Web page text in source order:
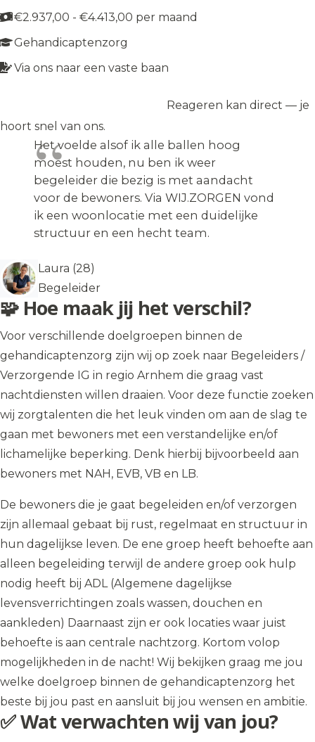
€2.937,00 - €4.413,00 per maand
Gehandicaptenzorg
Via ons naar een vaste baan
Reageren kan direct — je
hoort snel van ons.
Het voelde alsof ik alle ballen hoog
moest houden, nu ben ik weer
begeleider die bezig is met aandacht
voor de bewoners. Via WIJ.ZORGEN vond
ik een woonlocatie met een duidelijke
structuur en een hecht team.
Laura (28)
Begeleider
🧩 Hoe maak jij het verschil?
Voor verschillende doelgroepen binnen de
gehandicaptenzorg zijn wij op zoek naar Begeleiders /
Verzorgende IG in regio Arnhem die graag vast
nachtdiensten willen draaien. Voor deze functie zoeken
wij zorgtalenten die het leuk vinden om aan de slag te
gaan met bewoners met een verstandelijke en/of
lichamelijke beperking. Denk hierbij bijvoorbeeld aan
bewoners met NAH, EVB, VB en LB.
De bewoners die je gaat begeleiden en/of verzorgen
zijn allemaal gebaat bij rust, regelmaat en structuur in
hun dagelijkse leven. De ene groep heeft behoefte aan
alleen begeleiding terwijl de andere groep ook hulp
nodig heeft bij ADL (Algemene dagelijkse
levensverrichtingen zoals wassen, douchen en
aankleden) Daarnaast zijn er ook locaties waar juist
behoefte is aan centrale nachtzorg. Kortom volop
mogelijkheden in de nacht! Wij bekijken graag me jou
welke doelgroep binnen de gehandicaptenzorg het
beste bij jou past en aansluit bij jou wensen en ambitie.
✅ Wat verwachten wij van jou?